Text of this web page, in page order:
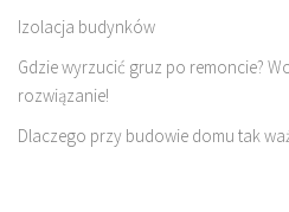
Izolacja budynków
Gdzie wyrzucić gruz po remoncie?
rozwiązanie!
Dlaczego przy budowie domu tak